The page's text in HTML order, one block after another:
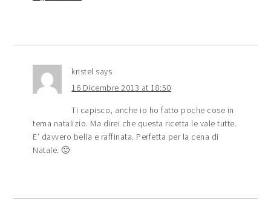
kristel says
16 Dicembre 2013 at 18:50
Ti capisco, anche io ho fatto poche cose in
tema natalizio. Ma direi che questa ricetta le vale tutte.
E' davvero bella e raffinata. Perfetta per la cena di
Natale. 🙂